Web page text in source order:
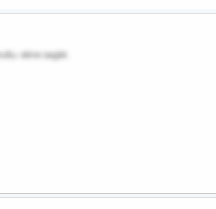
eline saglık.